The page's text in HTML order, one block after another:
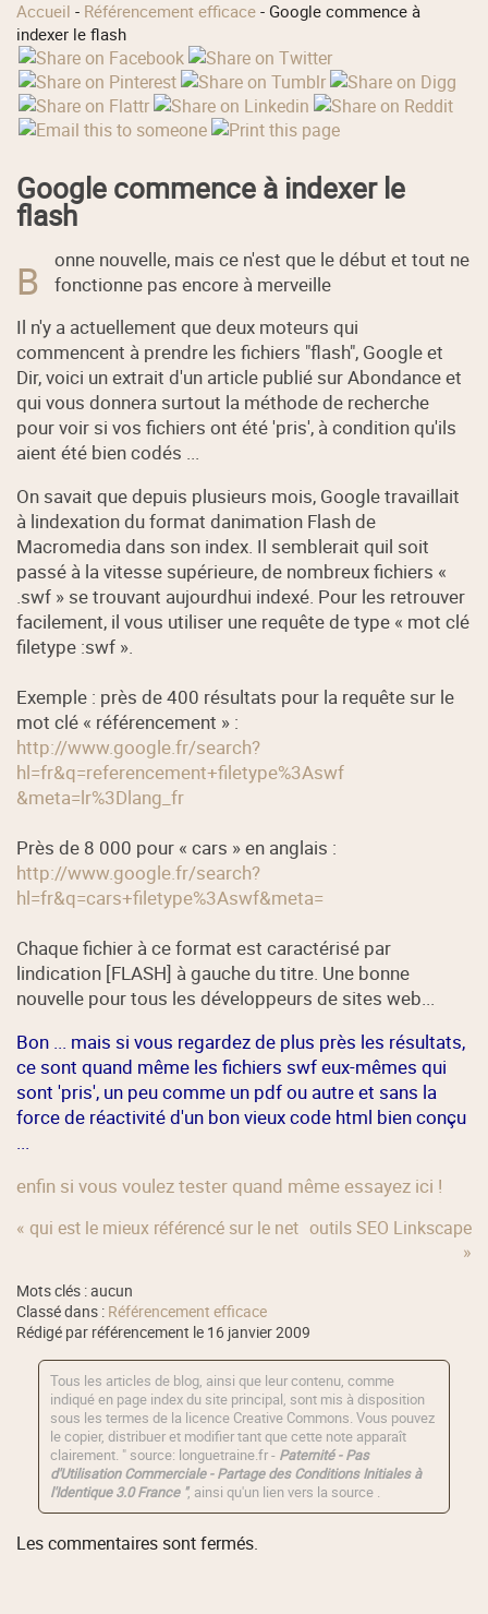
Accueil - Référencement efficace - Google commence à
indexer le flash
Google commence à indexer le
flash
B
onne nouvelle, mais ce n'est que le début et tout ne
fonctionne pas encore à merveille
Il n'y a actuellement que deux moteurs qui
commencent à prendre les fichiers "flash", Google et
Dir, voici un extrait d'un article publié sur Abondance et
qui vous donnera surtout la méthode de recherche
pour voir si vos fichiers ont été 'pris', à condition qu'ils
aient été bien codés ...
On savait quedepuis plusieurs mois, Google travaillait
à lindexation du format danimation Flash de
Macromedia dans son index. Il semblerait quil soit
passé à la vitesse supérieure, de nombreux fichiers «
.swf » se trouvant aujourdhui indexé. Pour les retrouver
facilement, il vous utiliser une requête de type « mot clé
filetype :swf ».
Exemple : près de 400 résultats pour la requête sur le
mot clé « référencement » :
http://www.google.fr/search?
hl=fr&q=referencement+filetype%3Aswf
&meta=lr%3Dlang_fr
Près de 8 000 pour « cars » en anglais :
http://www.google.fr/search?
hl=fr&q=cars+filetype%3Aswf&meta=
Chaque fichier à ce format est caractérisé par
lindication [FLASH] à gauche du titre. Une bonne
nouvelle pour tous les développeurs de sites web...
Bon ... mais si vous regardez de plus près les résultats,
ce sont quand même les fichiers swf eux-mêmes qui
sont 'pris', un peu comme un pdf ou autre et sans la
force de réactivité d'un bon vieux code html bien conçu
...
enfin si vous voulez tester quand même essayez ici !
« qui est le mieux référencé sur le net outils SEO Linkscape
»
Mots clés : aucun
Classé dans : Référencement efficace
Rédigé par référencement le 16 janvier 2009
Tous les articles de blog, ainsi que leur contenu, comme
indiqué en page index du site principal, sont mis à disposition
sous les termes de la licence Creative Commons. Vous pouvez
le copier, distribuer et modifier tant que cette note apparaît
clairement. " source: longuetraine.fr - Paternité - Pas
d'Utilisation Commerciale - Partage des Conditions Initiales à
l'Identique 3.0 France ", ainsi qu'un lien vers la source .
Les commentaires sont fermés.